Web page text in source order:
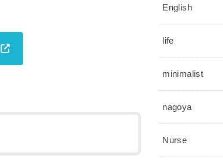
English
life
minimalist
nagoya
Nurse